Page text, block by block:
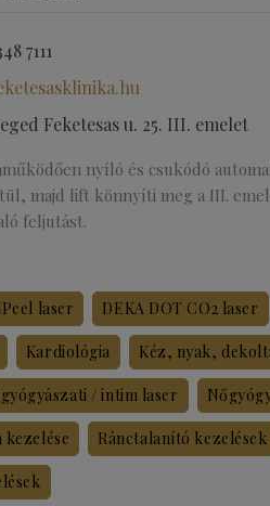
7111
Feketesas u. 25. III. emelet
nyíló és csukódó
majd lift könnyíti meg a III.
feljutást.
laser DEKA DOT CO2 laser
Kardiológia Kéz, nyak,
/ intim laser
kezelése Ránctalanító kezelések